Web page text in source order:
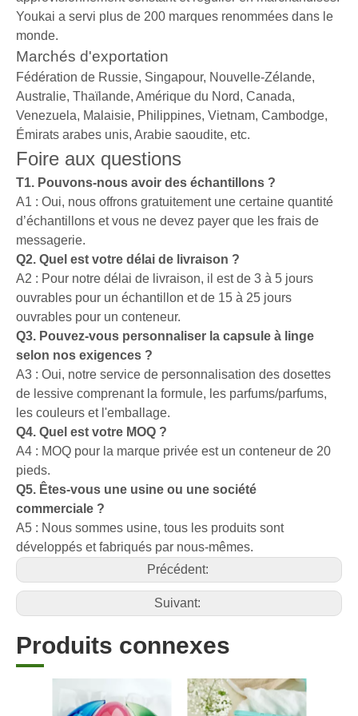
Youkai a servi plus de 200 marques renommées dans le
monde.
Marchés d'exportation
Fédération de Russie, Singapour, Nouvelle-Zélande,
Australie, Thaïlande, Amérique du Nord, Canada,
Venezuela, Malaisie, Philippines, Vietnam, Cambodge,
Émirats arabes unis, Arabie saoudite, etc.
Foire aux questions
T1. Pouvons-nous avoir des échantillons ?
A1 : Oui, nous offrons gratuitement une certaine quantité
d’échantillons et vous ne devez payer que les frais de
messagerie.
Q2. Quel est votre délai de livraison ?
A2 : Pour notre délai de livraison, il est de 3 à 5 jours
ouvrables pour un échantillon et de 15 à 25 jours
ouvrables pour un conteneur.
Q3. Pouvez-vous personnaliser la capsule à linge
selon nos exigences ?
A3 : Oui, notre service de personnalisation des dosettes
de lessive comprenant la formule, les parfums/parfums,
les couleurs et l'emballage.
Q4. Quel est votre MOQ ?
A4 : MOQ pour la marque privée est un conteneur de 20
pieds.
Q5. Êtes-vous une usine ou une société
commerciale ?
A5 : Nous sommes usine, tous les produits sont
développés et fabriqués par nous-mêmes.
Précédent:
Suivant:
Produits connexes